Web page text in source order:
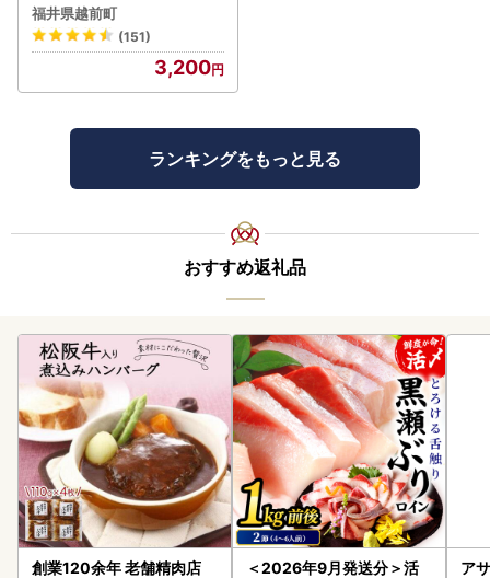
スナッツ！ [e70-a021]
福井県越前町
(151)
3,200
ランキングをもっと見る
おすすめ返礼品
創業120余年 老舗精肉店
＜2026年9月発送分＞活
ア